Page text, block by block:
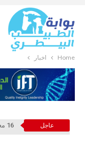
Home أخبار
عاجل